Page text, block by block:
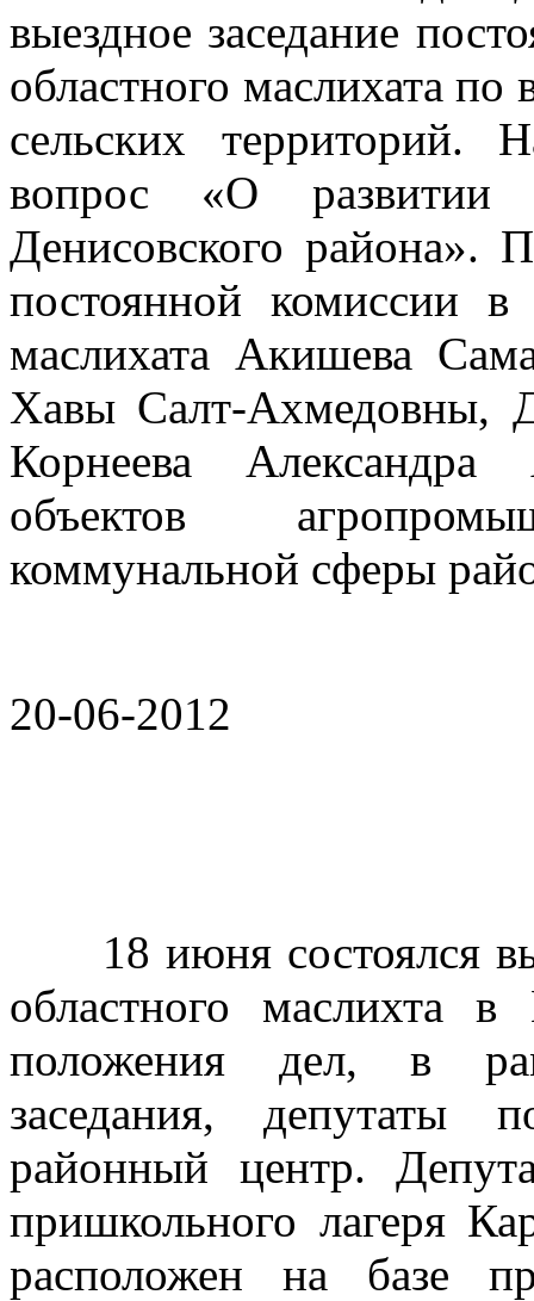
выездное заседание
областного маслихата
сельских территорий.
вопрос «О развитии
Денисовского района».
постоянной комиссии в
маслихата Акишева
Хавы Салт-Ахмедовны,
Корнеева Александра
объектов
коммунальной сферы
20-06-2012
18 июня состоялся
областного маслихта
положения дел, в
заседания, депутаты
районный центр.
пришкольного лагеря
расположен на базе